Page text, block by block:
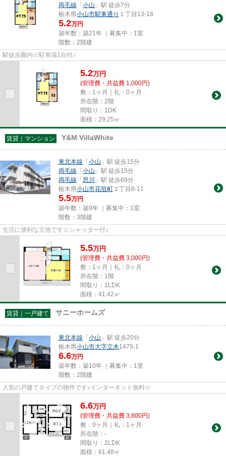
両毛線 「小山 」駅 徒歩7分
栃木県小山市駅東通り １丁目13-18
5.2万円
築年数：築21年 ｜募集中： 1室
階数：2階建
駅徒歩圏内☆駐車場1台付♪
5.2万円
(管理費・共益費 1,000円)
敷：1ヶ月｜礼：0ヶ月
所在階：2階
間取り：1DK
面積：29.25㎡
賃貸｜マンション Y&M VillaWhite
東北本線 「小山 」駅 徒歩15分
両毛線 「小山 」駅 徒歩15分
両毛線 「思川
」駅 徒歩69分
栃木県小山市花垣町 ２丁目6-11
5.5万円
築年数：築9年 ｜募集中： 1室
階数：3階建
生活に便利な立地です☆シャッター付♪
5.5万円
(管理費・共益費 3,000円)
敷：1ヶ月｜礼：0ヶ月
所在階：1階
間取り：1LDK
面積：41.42㎡
賃貸｜一戸建て サニーホームズ
東北本線 「小山 」駅 徒歩20分
栃木県小山市大字立木1475-1
6.6万円
築年数：築10年 ｜募集中： 1室
階数：2階建
人気の戸建てタイプの物件です♪インターネット無料☆
6.6万円
(管理費・共益費 3,800円)
敷：0ヶ月｜礼：1ヶ月
所在階：-
間取り：2LDK
面積：61.48㎡